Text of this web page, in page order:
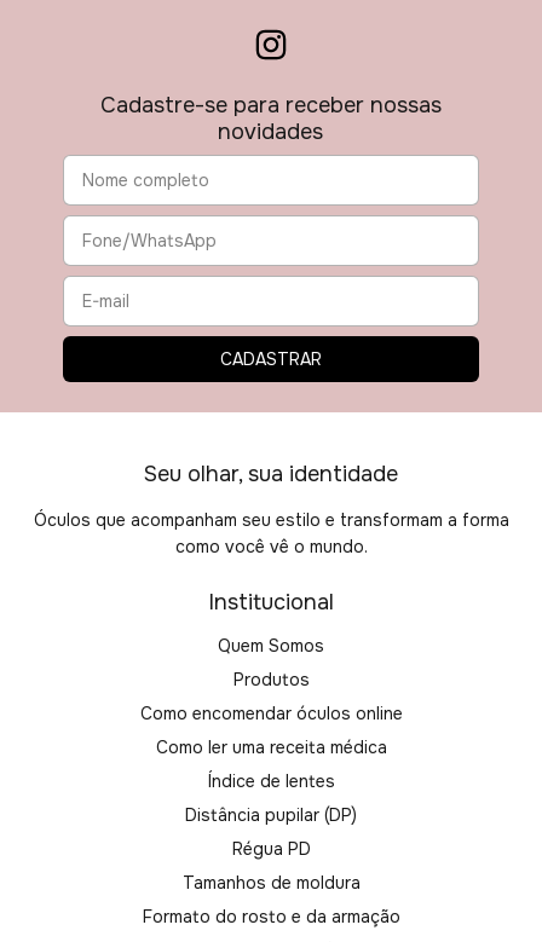
Cadastre-se para receber nossas
novidades
Seu olhar, sua identidade
Óculos que acompanham seu estilo e transformam a forma
como você vê o mundo.
Institucional
Quem Somos
Produtos
Como encomendar óculos online
Como ler uma receita médica
Índice de lentes
Distância pupilar (DP)
Régua PD
Tamanhos de moldura
Formato do rosto e da armação